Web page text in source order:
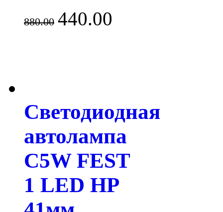
880.00 440.00
Светодиодная
автолампа
C5W FEST
1 LED HP